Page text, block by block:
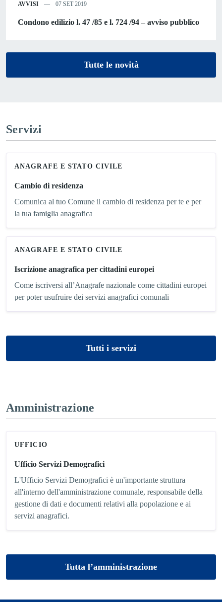
AVVISI 07 SET 2019
Condono edilizio l. 47 /85 e l. 724 /94 – avviso pubblico
Tutte le novità
Servizi
ANAGRAFE E STATO CIVILE
Cambio di residenza
Comunica al tuo Comune il cambio di residenza per te e per
la tua famiglia anagrafica
ANAGRAFE E STATO CIVILE
Iscrizione anagrafica per cittadini europei
Come iscriversi all’Anagrafe nazionale come cittadini europei
per poter usufruire dei servizi anagrafici comunali
Tutti i servizi
Amministrazione
UFFICIO
Ufficio Servizi Demografici
L'Ufficio Servizi Demografici è un'importante struttura
all'interno dell'amministrazione comunale, responsabile della
gestione di dati e documenti relativi alla popolazione e ai
servizi anagrafici.
Tutta l’amministrazione